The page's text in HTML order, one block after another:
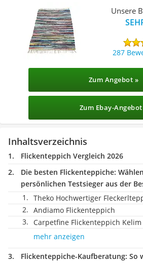
Unsere
287
Zum Angebot »
Zum Ebay-
Inhaltsverzeichnis
Flickenteppich Vergleich 2026
Die besten Flickenteppiche:
persönlichen Testsieger aus der
Theko Hochwertiger
Andiamo Flickenteppich
Carpetfine Flickenteppich
mehr anzeigen
Flickenteppiche-Kaufberatung: So